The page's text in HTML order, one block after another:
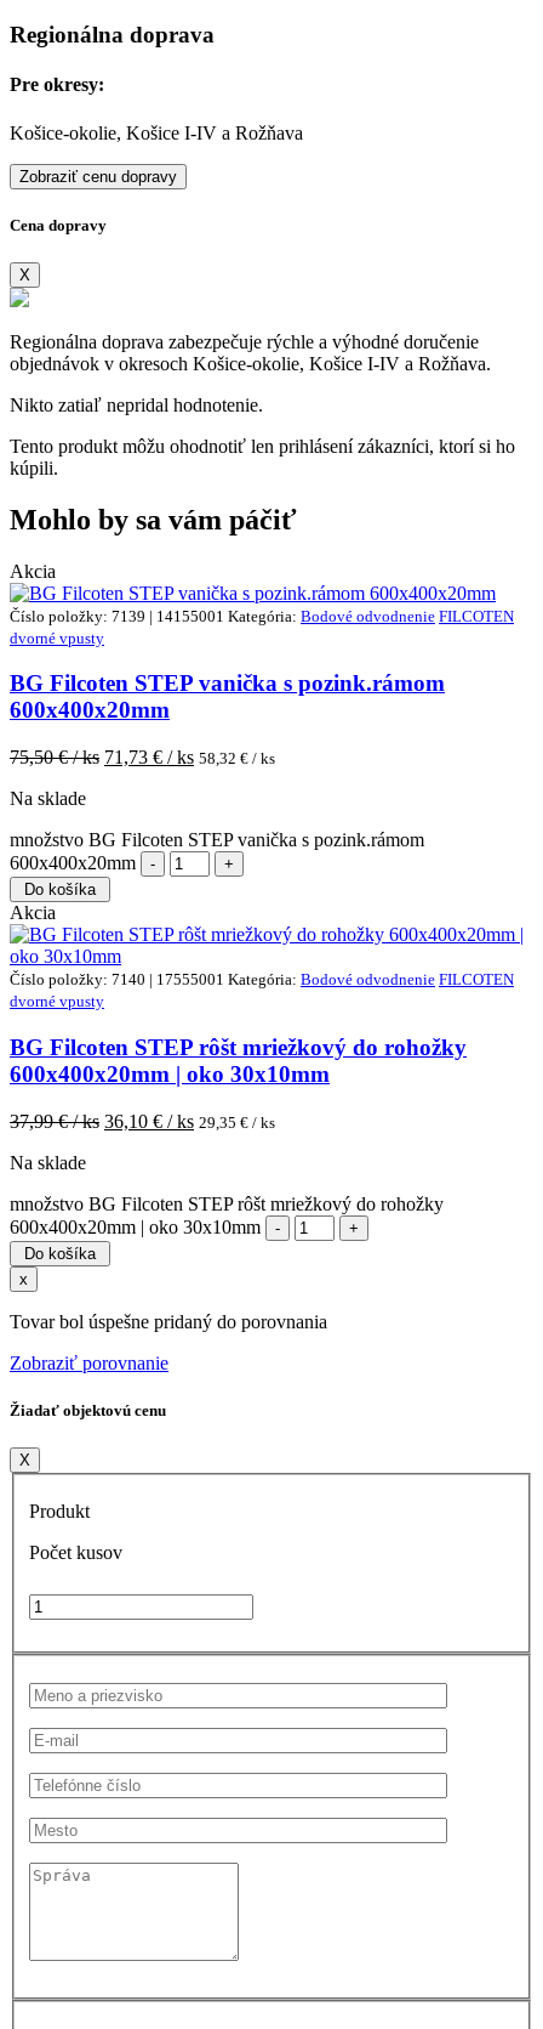
Regionálna doprava
Pre okresy:
Košice-okolie, Košice I-IV a Rožňava
Zobraziť cenu dopravy
Cena dopravy
X
Regionálna doprava zabezpečuje rýchle a výhodné doručenie
objednávok v okresoch Košice-okolie, Košice I-IV a Rožňava.
Nikto zatiaľ nepridal hodnotenie.
Tento produkt môžu ohodnotiť len prihlásení zákazníci, ktorí si ho
kúpili.
Mohlo by sa vám páčiť
Akcia
Číslo položky: 7139 | 14155001 Kategória: Bodové odvodnenie FILCOTEN
dvorné vpusty
BG Filcoten STEP vanička s pozink.rámom
600x400x20mm
75,50€ / ks 71,73 € / ks 58,32 € / ks
Na sklade
množstvo BG Filcoten STEP vanička s pozink.rámom
600x400x20mm
Do košíka
Akcia
Číslo položky: 7140 | 17555001 Kategória: Bodové odvodnenie FILCOTEN
dvorné vpusty
BG Filcoten STEP rôšt mriežkový do rohožky
600x400x20mm | oko 30x10mm
37,99€ / ks 36,10 € / ks 29,35 € / ks
Na sklade
množstvo BG Filcoten STEP rôšt mriežkový do rohožky
600x400x20mm | oko 30x10mm
Do košíka
x
Tovar bol úspešne pridaný do porovnania
Zobraziť porovnanie
Žiadať objektovú cenu
X
Produkt
Počet kusov